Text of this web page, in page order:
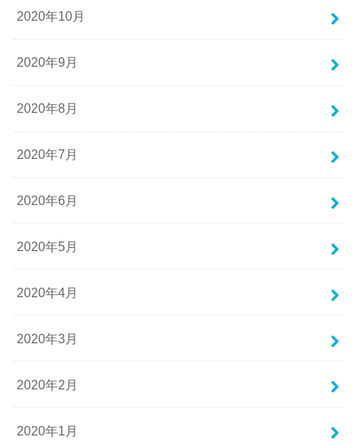
2020年10月
2020年9月
2020年8月
2020年7月
2020年6月
2020年5月
2020年4月
2020年3月
2020年2月
2020年1月